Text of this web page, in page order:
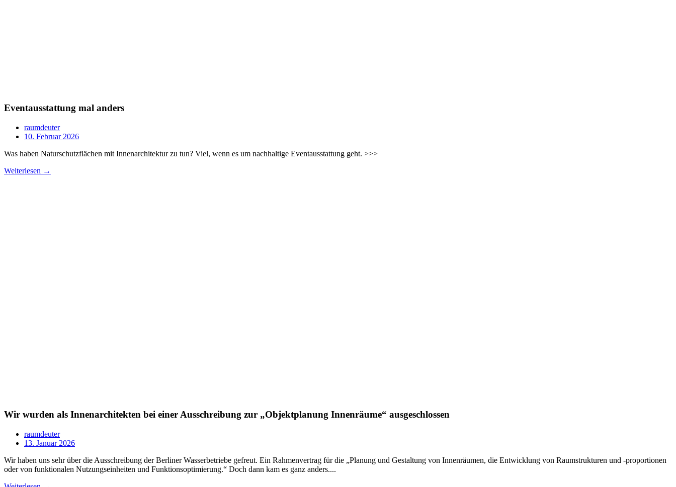
Eventausstattung mal anders
raumdeuter
10. Februar 2026
Was haben Naturschutzflächen mit Innenarchitektur zu tun? Viel, wenn es um nachhaltige Eventausstattung geht. >>>
Weiterlesen →
Wir wurden als Innenarchitekten bei einer Ausschreibung zur „Objektplanung Innenräume“ ausgeschlossen
raumdeuter
13. Januar 2026
Wir haben uns sehr über die Ausschreibung der Berliner Wasserbetriebe gefreut. Ein Rahmenvertrag für die „Planung und Gestaltung von Innenräumen, die Entwicklung von Raumstrukturen und -proportionen
oder von funktionalen Nutzungseinheiten und Funktionsoptimierung.“ Doch dann kam es ganz anders....